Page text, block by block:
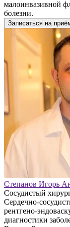
малоинвазивной
болезни.
Записаться на
Степанов Игорь
Сосудистый
Сердечно-
рентгено-
диагностики